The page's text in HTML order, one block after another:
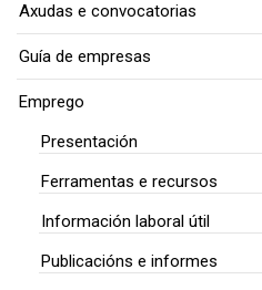
Axudas e convocatorias
Guía de empresas
Emprego
Presentación
Ferramentas e recursos
Información laboral útil
Publicacións e informes